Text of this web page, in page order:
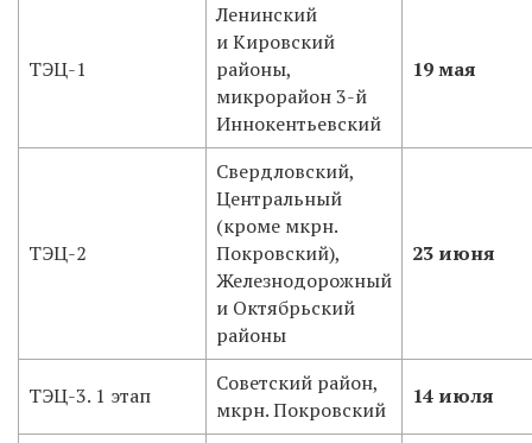
ТЭЦ-1
Ленинский
и Кировский
районы,
микрорайон 3-й
Иннокентьевский
19 мая
ТЭЦ-2
Свердловский,
Центральный
(кроме мкрн.
Покровский),
Железнодорожный
и Октябрьский
районы
23 июня
ТЭЦ-3. 1 этап
Советский район,
мкрн. Покровский
14 июля